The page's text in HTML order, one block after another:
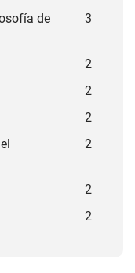
de
3
2
2
2
2
2
2